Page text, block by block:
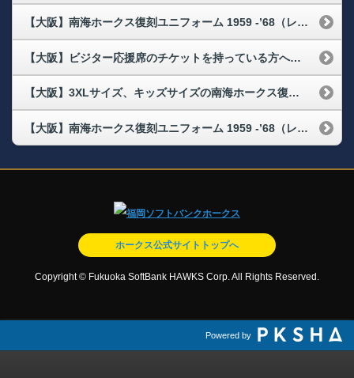
【大阪】南海ホークス復刻ユニフォーム 1959 -’68（レプリカ）の配布場所・配布時間が知りたい
【大阪】ビジター応援席のチケットを持っている方への配布物はありますか
【大阪】3XLサイズ、キッズサイズの南海ホークス復刻ユニフォーム 1959 -’68（レプリカ）の配布場所・配布時間が知りたい
【大阪】南海ホークス復刻ユニフォーム 1959 -’68（レプリカ）以外に、配布物はありますか
ホークス公式サイトトップへ
Copyright © Fukuoka SoftBank HAWKS Corp. All Rights Reserved.
Powered by